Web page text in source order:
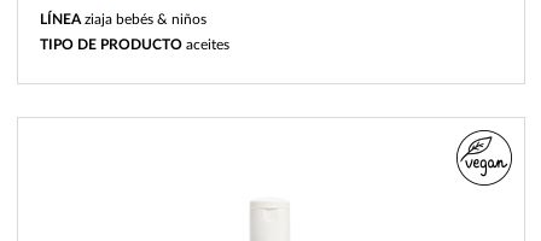
LÍNEA ziaja bebés & niños
TIPO DE PRODUCTO aceites